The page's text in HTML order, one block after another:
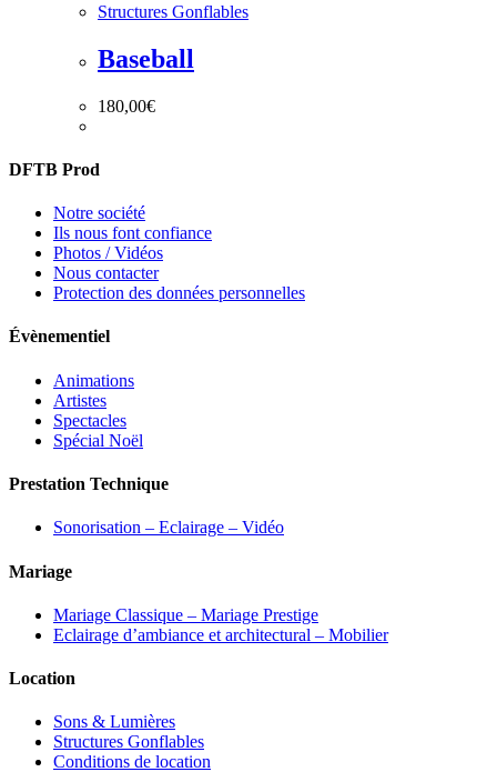
Structures Gonflables
Baseball
180,00€
DFTB Prod
Notre société
Ils nous font confiance
Photos / Vidéos
Nous contacter
Protection des données personnelles
Évènementiel
Animations
Artistes
Spectacles
Spécial Noël
Prestation Technique
Sonorisation – Eclairage – Vidéo
Mariage
Mariage Classique – Mariage Prestige
Eclairage d’ambiance et architectural – Mobilier
Location
Sons & Lumières
Structures Gonflables
Conditions de location